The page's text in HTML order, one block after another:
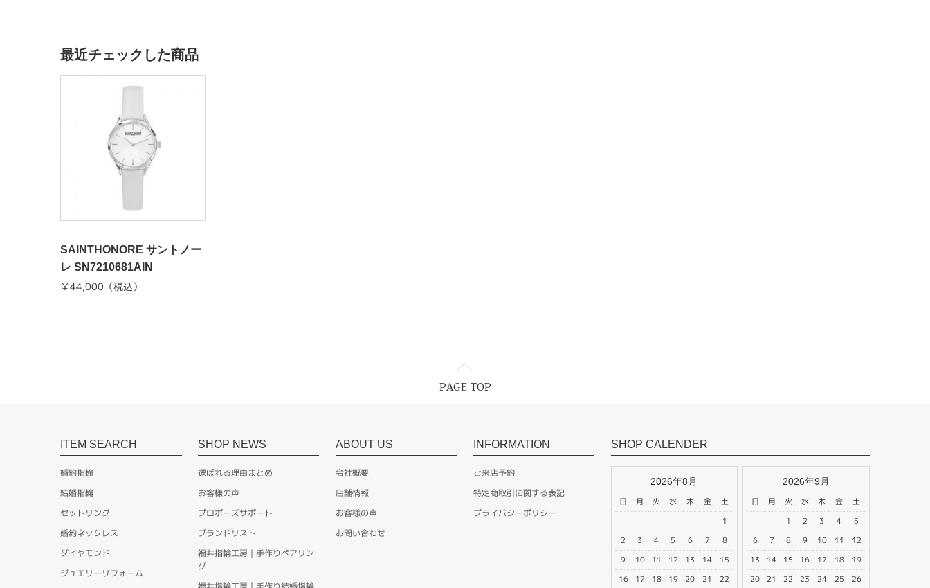
最近チェックした商品
SAINTHONORE サントノー
レ SN7210681AIN
￥44,000（税込）
PAGE TOP
ITEM SEARCH
婚約指輪
結婚指輪
セットリング
婚約ネックレス
ダイヤモンド
ジュエリーリフォーム
SHOP NEWS
選ばれる理由まとめ
お客様の声
プロポーズサポート
ブランドリスト
福井指輪工房｜手作りペアリン
グ
ABOUT US
会社概要
店舗情報
お客様の声
お問い合わせ
INFORMATION
ご来店予約
特定商取引に関する表記
プライバシーポリシー
SHOP CALENDER
2026年8月
日
月 火 水 木 金
土
1
2
3 4 5 6 7
8
9
10 11 12 13 14
15
16
17 18 19 20 21 22
2026年9月
日
月 火 水 木 金
土
1
2 3 4
5
6
7 8 9 10 11
12
13
14 15 16 17 18
19
20
21 22 23 24 25 26